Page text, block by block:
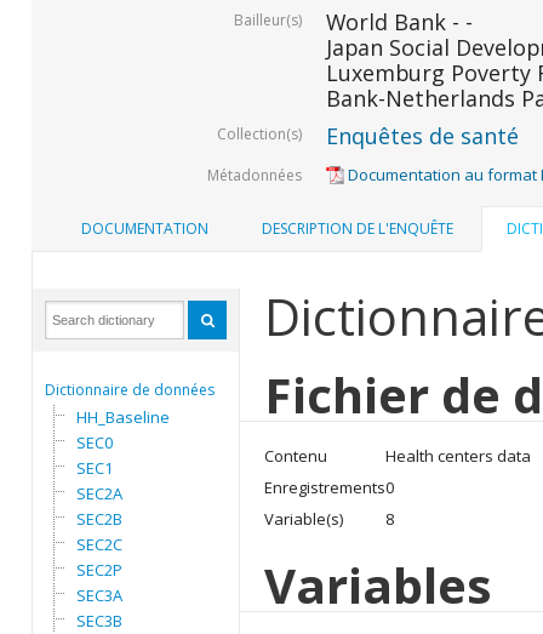
Bailleur(s)
World Bank - -
Japan Social
Luxemburg Poverty
Bank-Netherlands
Collection(s) Enquêtes de santé
Métadonnées Documentation au format
DOCUMENTATION DESCRIPTION DE L'ENQUÊTE
Dictionnaire de données
HH_Baseline
SEC0
SEC1
SEC2A
SEC2B
SEC2C
SEC2P
SEC3A
SEC3B
Fichier de
Contenu
Health centers data
Enregistrements0
Variable(s)
8
Variables